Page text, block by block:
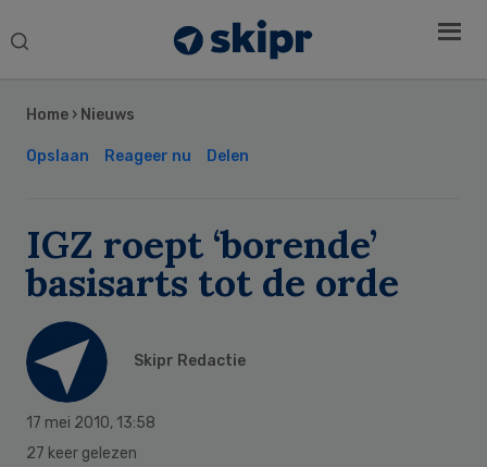
Search
Home › Nieuws
Opslaan Reageer nu Delen
IGZ roept ‘borende’
basisarts tot de orde
Skipr Redactie
17 mei 2010, 13:58
27 keer gelezen
Sidebar